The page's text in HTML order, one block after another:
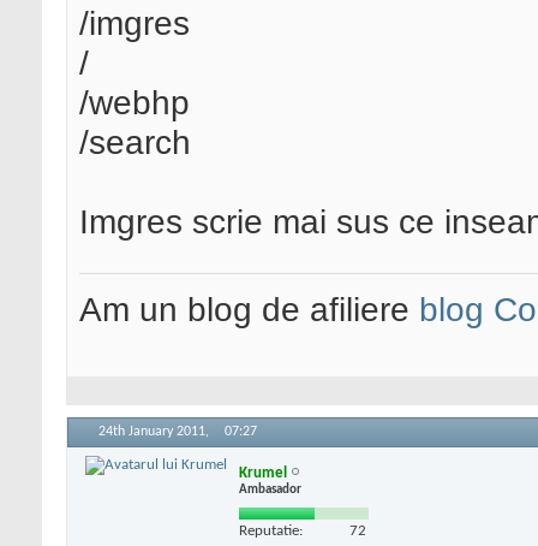
/imgres
/
/webhp
/search
Imgres scrie mai sus ce
Am un blog de afiliere blog
24th January 2011, 07:27
Krumel
Ambasador
Reputatie: 72